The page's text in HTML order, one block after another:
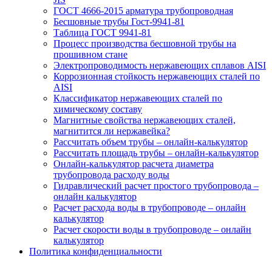
ГОСТ 4666-2015 арматура трубопроводная
Бесшовные трубы Гост-9941-81
Таблица ГОСТ 9941-81
Процесс производства бесшовной трубы на
прошивном стане
Электропроводимость нержавеющих сплавов AISI
Коррозионная стойкость нержавеющих сталей по
AISI
Классификатор нержавеющих сталей по
химическому составу
Магнитные свойства нержавеющих сталей,
магнитится ли нержавейка?
Рассчитать объем трубы – онлайн-калькулятор
Рассчитать площадь трубы – онлайн-калькулятор
Онлайн-калькулятор расчета диаметра
трубопровода расходу воды
Гидравлический расчет простого трубопровода –
онлайн калькулятор
Расчет расхода воды в трубопроводе – онлайн
калькулятор
Расчет скорости воды в трубопроводе – онлайн
калькулятор
Политика конфиденциальности